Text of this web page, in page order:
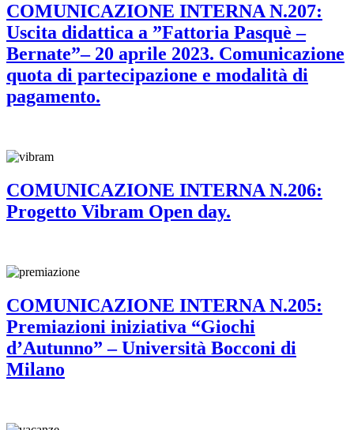
COMUNICAZIONE INTERNA N.207:
Uscita didattica a ”Fattoria Pasquè –
Bernate”– 20 aprile 2023. Comunicazione
quota di partecipazione e modalità di
pagamento.
COMUNICAZIONE INTERNA N.206:
Progetto Vibram Open day.
COMUNICAZIONE INTERNA N.205:
Premiazioni iniziativa “Giochi
d’Autunno” – Università Bocconi di
Milano